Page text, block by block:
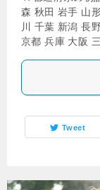
森 秋田 岩手 山
川 千葉 新潟 長
京都 兵庫 大阪
Tweet